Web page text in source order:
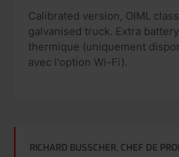
Calibrated version, OIML
galvanised truck. Extra
thermique (uniquement
avec l'option Wi-Fi).
RICHARD BUSSCHER, CHEF DE